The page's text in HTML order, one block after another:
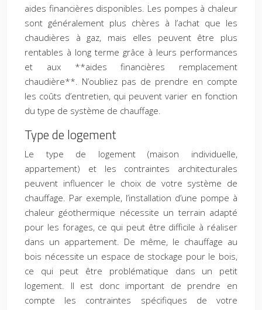
aides financières disponibles. Les pompes à chaleur
sont généralement plus chères à l’achat que les
chaudières à gaz, mais elles peuvent être plus
rentables à long terme grâce à leurs performances
et aux **aides financières remplacement
chaudière**. N’oubliez pas de prendre en compte
les coûts d’entretien, qui peuvent varier en fonction
du type de système de chauffage.
Type de logement
Le type de logement (maison individuelle,
appartement) et les contraintes architecturales
peuvent influencer le choix de votre système de
chauffage. Par exemple, l’installation d’une pompe à
chaleur géothermique nécessite un terrain adapté
pour les forages, ce qui peut être difficile à réaliser
dans un appartement. De même, le chauffage au
bois nécessite un espace de stockage pour le bois,
ce qui peut être problématique dans un petit
logement. Il est donc important de prendre en
compte les contraintes spécifiques de votre